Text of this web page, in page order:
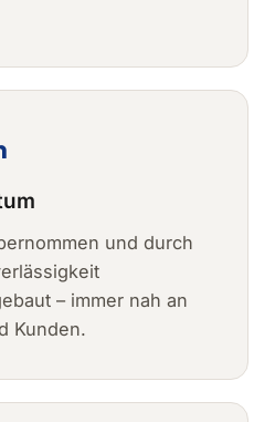
und durch
– immer nah an
Kunden.